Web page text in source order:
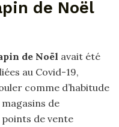
de Noël
de Noël avait été
au Covid-19,
comme d’habitude
de
de vente